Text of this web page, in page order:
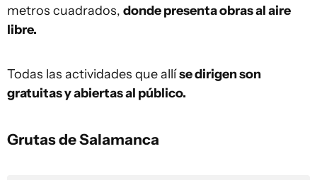
metros cuadrados, donde presenta obras al aire
libre.
Todas las actividades que allíse dirigen son
gratuitas y abiertas al público.
Grutas de Salamanca